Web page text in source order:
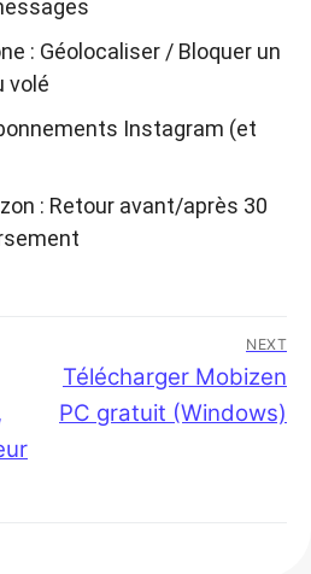
: Géolocaliser / Bloquer un
volé
Instagram (et
: Retour avant/après 30
NEXT
Next
post:
Télécharger Mobizen
PC gratuit (Windows)